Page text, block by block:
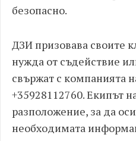
безопасно.
ДЗИ призовава своите
нужда от съдействие
свържат с компанията
+35928112760. Екипът
разположение, за да
необходимата